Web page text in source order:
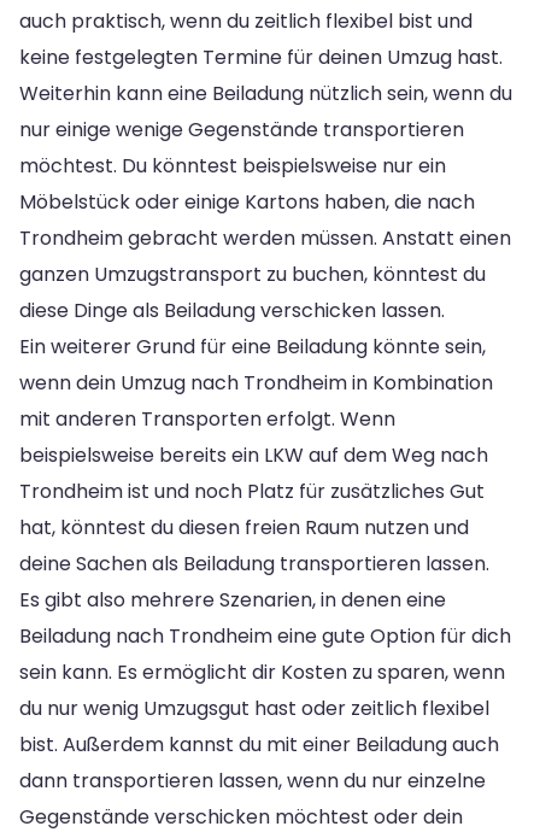
auch praktisch, wenn du zeitlich flexibel bist und
keine festgelegten Termine für deinen Umzug hast.
Weiterhin kann eine Beiladung nützlich sein, wenn du
nur einige wenige Gegenstände transportieren
möchtest. Du könntest beispielsweise nur ein
Möbelstück oder einige Kartons haben, die nach
Trondheim gebracht werden müssen. Anstatt einen
ganzen Umzugstransport zu buchen, könntest du
diese Dinge als Beiladung verschicken lassen.
Ein weiterer Grund für eine Beiladung könnte sein,
wenn dein Umzug nach Trondheim in Kombination
mit anderen Transporten erfolgt. Wenn
beispielsweise bereits ein LKW auf dem Weg nach
Trondheim ist und noch Platz für zusätzliches Gut
hat, könntest du diesen freien Raum nutzen und
deine Sachen als Beiladung transportieren lassen.
Es gibt also mehrere Szenarien, in denen eine
Beiladung nach Trondheim eine gute Option für dich
sein kann. Es ermöglicht dir Kosten zu sparen, wenn
du nur wenig Umzugsgut hast oder zeitlich flexibel
bist. Außerdem kannst du mit einer Beiladung auch
dann transportieren lassen, wenn du nur einzelne
Gegenstände verschicken möchtest oder dein